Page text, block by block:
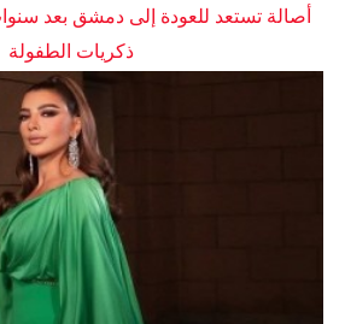
أصالة تستعد للعودة إلى دمشق بعد
ذكريات الطفولة